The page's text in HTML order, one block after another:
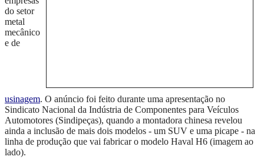
do setor
metal
mecânico
e de
usinagem. O anúncio foi feito durante uma apresentação no
Sindicato Nacional da Indústria de Componentes para Veículos
Automotores (Sindipeças), quando a montadora chinesa revelou
ainda a inclusão de mais dois modelos - um SUV e uma picape - na
linha de produção que vai fabricar o modelo Haval H6 (imagem ao
lado).